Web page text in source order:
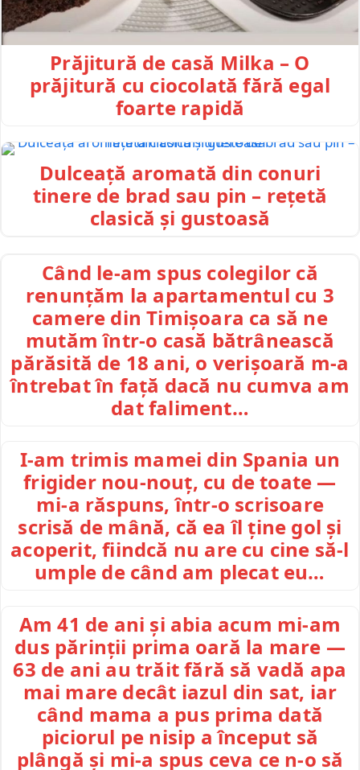
Prăjitură de casă Milka – O
prăjitură cu ciocolată fără egal
foarte rapidă
Dulceață aromată din conuri
tinere de brad sau pin – rețetă
clasică și gustoasă
Când le-am spus colegilor că
renunțăm la apartamentul cu 3
camere din Timișoara ca să ne
mutăm într-o casă bătrânească
părăsită de 18 ani, o verișoară m-a
întrebat în față dacă nu cumva am
dat faliment…
I-am trimis mamei din Spania un
frigider nou-nouț, cu de toate —
mi-a răspuns, într-o scrisoare
scrisă de mână, că ea îl ține gol și
acoperit, fiindcă nu are cu cine să-l
umple de când am plecat eu…
Am 41 de ani și abia acum mi-am
dus părinții prima oară la mare —
63 de ani au trăit fără să vadă apa
mai mare decât iazul din sat, iar
când mama a pus prima dată
piciorul pe nisip a început să
plângă și mi-a spus ceva ce n-o să